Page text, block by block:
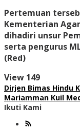
Pertemuan
Kementerian
dihadiri unsur
serta pengurus
(Red)
View 149
Dirjen Bimas Hindu
Mariamman Kuil
Ikuti Kami